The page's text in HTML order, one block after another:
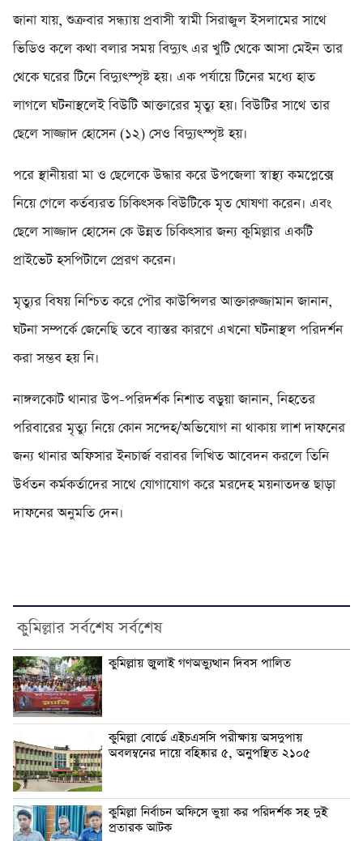
জানা যায়, শুক্রবার সন্ধ্যায় প্রবাসী স্বামী সিরাজুল ইসলামের সাথে
ভিডিও কলে কথা বলার সময় বিদ্যুৎ এর খুটি থেকে আসা মেইন তার
থেকে ঘরের টিনে বিদ্যুৎস্পৃষ্ট হয়। এক পর্যায়ে টিনের মধ্যে হাত
লাগলে ঘটনাস্থলেই বিউটি আক্তারের মৃত্যু হয়। বিউটির সাথে তার
ছেলে সাজ্জাদ হোসেন (১২) সেও বিদ্যুৎস্পৃষ্ট হয়।
পরে স্থানীয়রা মা ও ছেলেকে উদ্ধার করে উপজেলা স্বাস্থ্য কমপ্লেক্সে
নিয়ে গেলে কর্তব্যরত চিকিৎসক বিউটিকে মৃত ঘোষণা করেন। এবং
ছেলে সাজ্জাদ হোসেন কে উন্নত চিকিৎসার জন্য কুমিল্লার একটি
প্রাইভেট হসপিটালে প্রেরণ করেন।
মৃত্যুর বিষয় নিশ্চিত করে পৌর কাউন্সিলর আক্তারুজ্জামান জানান,
ঘটনা সম্পর্কে জেনেছি তবে ব্যাস্তর কারণে এখনো ঘটনাস্থল পরিদর্শন
করা সম্ভব হয় নি।
নাঙ্গলকোট থানার উপ-পরিদর্শক নিশাত বড়ুয়া জানান, নিহতের
পরিবারের মৃত্যু নিয়ে কোন সন্দেহ/অভিযোগ না থাকায় লাশ দাফনের
জন্য থানার অফিসার ইনচার্জ বরাবর লিখিত আবেদন করলে তিনি
উর্ধতন কর্মকর্তাদের সাথে যোগাযোগ করে মরদেহ ময়নাতদন্ত ছাড়া
দাফনের অনুমতি দেন।
কুমিল্লার সর্বশেষ সর্বশেষ
কুমিল্লায় জুলাই গণঅভ্যুত্থান দিবস পালিত
কুমিল্লা বোর্ডে এইচএসসি পরীক্ষায় অসদুপায়
অবলম্বনের দায়ে বহিষ্কার ৫, অনুপস্থিত ২১০৫
কুমিল্লা নির্বাচন অফিসে ভুয়া কর পরিদর্শক সহ দুই
প্রতারক আটক